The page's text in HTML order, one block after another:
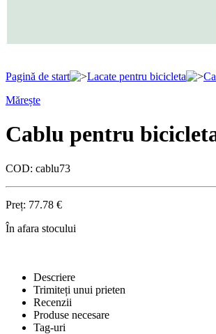
Pagină de start Lacate pentru bicicleta
Mărește
Cablu pentru
COD: cablu73
Preț: 77.78 €
În afara stocului
Descriere
Trimiteți unui prieten
Recenzii
Produse necesare
Tag-uri